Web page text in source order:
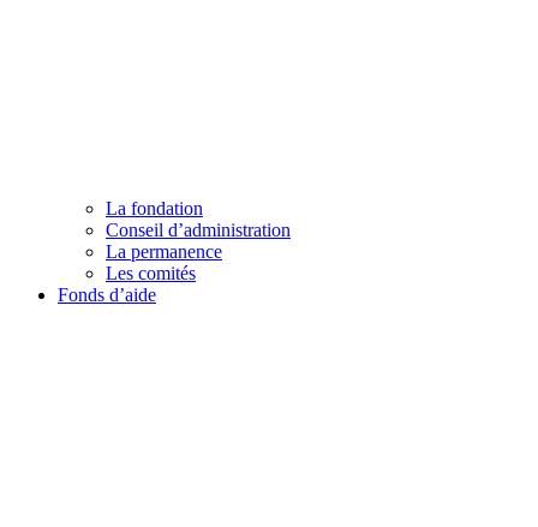
La fondation
Conseil d’administration
La permanence
Les comités
Fonds d’aide